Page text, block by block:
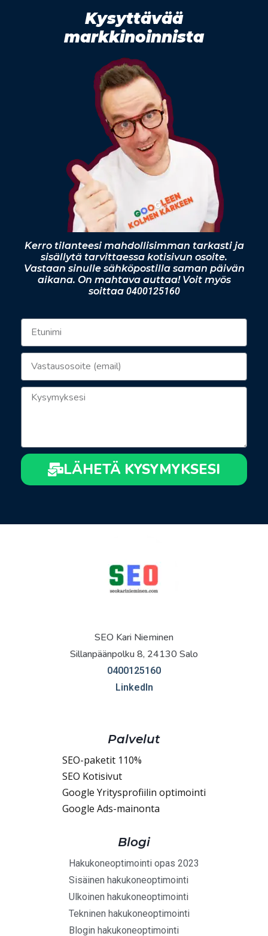
Kysyttävää
markkinoinnista
Kerro tilanteesi mahdollisimman tarkasti ja
sisällytä tarvittaessa kotisivun osoite.
Vastaan sinulle sähköpostilla saman päivän
aikana. On mahtava auttaa! Voit myös
soittaa 0400125160
LÄHETÄ KYSYMYKSESI
SEO Kari Nieminen
Sillanpäänpolku 8, 24130 Salo
0400125160
LinkedIn
Palvelut
SEO-paketit 110%
SEO Kotisivut
Google Yritysprofiilin optimointi
Google Ads-mainonta
Blogi
Hakukoneoptimointi opas 2023
Sisäinen hakukoneoptimointi
Ulkoinen hakukoneoptimointi
Tekninen hakukoneoptimointi
Blogin hakukoneoptimointi